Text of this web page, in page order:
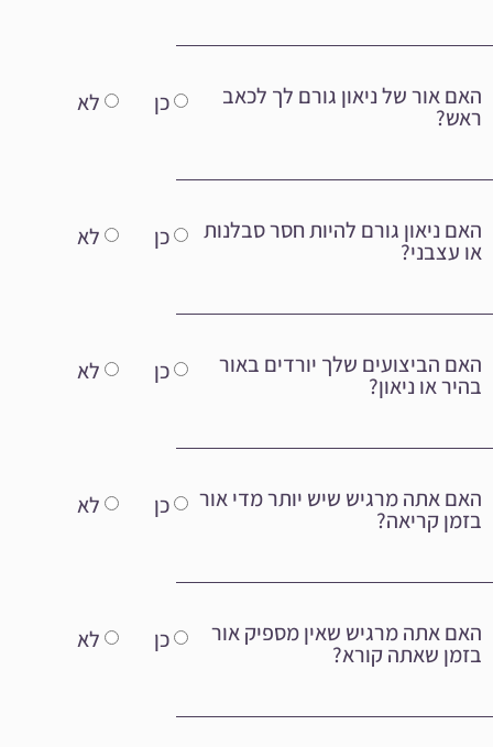
האם אור של ניאון גורם לך לכאב
ראש?
כן לא
האם ניאון גורם להיות חסר סבלנות
או עצבני?
כן לא
האם הביצועים שלך יורדים באור
בהיר או ניאון?
כן לא
האם אתה מרגיש שיש יותר מדי אור
בזמן קריאה?
כן לא
האם אתה מרגיש שאין מספיק אור
בזמן שאתה קורא?
כן לא